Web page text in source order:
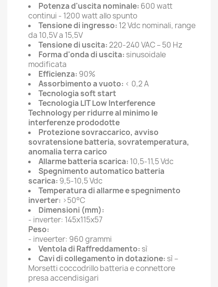
Potenza d'uscita nominale: 600 watt
continui - 1200 watt allo spunto
Tensione di ingresso: 12 Vdc nominali, range
da 10,5V a 15,5V
Tensione di uscita:220-240 VAC – 50 Hz
Forma d'onda di uscita: sinusoidale
modificata
Efficienza: 90%
Assorbimento a vuoto: < 0,2 A
Tecnologia soft start
Tecnologia LIT Low Interference
Technology per ridurre al minimo le
interferenze prododotte
Protezione sovraccarico, avviso
sovratensione batteria, sovratemperatura,
anomalia terra carico
Allarme batteria scarica: 10,5-11,5 Vdc
Spegnimento automatico batteria
scarica: 9,5-10,5Vdc
Temperatura di allarme e spegnimento
inverter: >50°C
Dimensioni (mm):
- inverter: 145x115x57
Peso:
- inveerter: 960 grammi
Ventola di Raffreddamento: sì
Cavi di collegamento in dotazione: sì –
Morsetti coccodrillo batteria e connettore
presa accendisigari